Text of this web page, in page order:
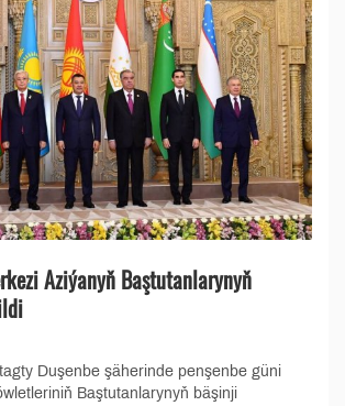
Aziýanyň Baştutanlarynyň
Duşenbe şäherinde penşenbe güni
Baştutanlarynyň bäşinji